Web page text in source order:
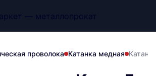
проволока Катанка медная